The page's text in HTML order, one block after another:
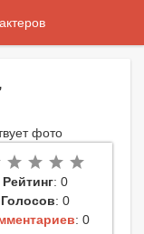
Рейтинг: 0
Голосов: 0
: 0